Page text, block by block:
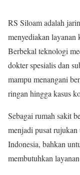
RS Siloam adalah
menyediakan layanan
Berbekal teknologi
dokter spesialis dan
mampu menangani
ringan hingga kasus
Sebagai rumah sakit
menjadi pusat
Indonesia, bahkan
membutuhkan